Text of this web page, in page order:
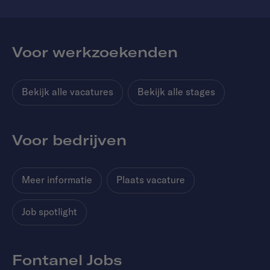
Voor werkzoekenden
Bekijk alle vacatures Bekijk alle stages
Voor bedrijven
Meer informatie Plaats vacature
Job spotlight
Fontanel Jobs